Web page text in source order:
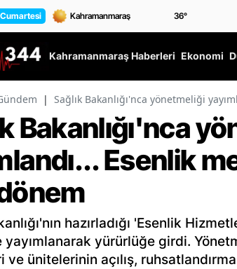
36°
Kahramanmaraş Haberleri Ekonomi
| Sağlık Bakanlığı'nca yönetmeliği
Bakanlığı'nca
Esenlik
hazırladığı 'Esenlik
yayımlanarak yürürlüğe girdi.
ve ünitelerinin açılış,